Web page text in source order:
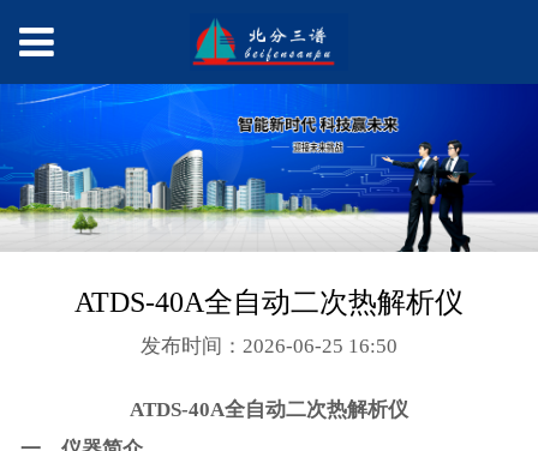
ATDS-40A全自动二次热解析仪
发布时间：2026-06-25 16:50
ATDS-40A全自动二次热解析仪